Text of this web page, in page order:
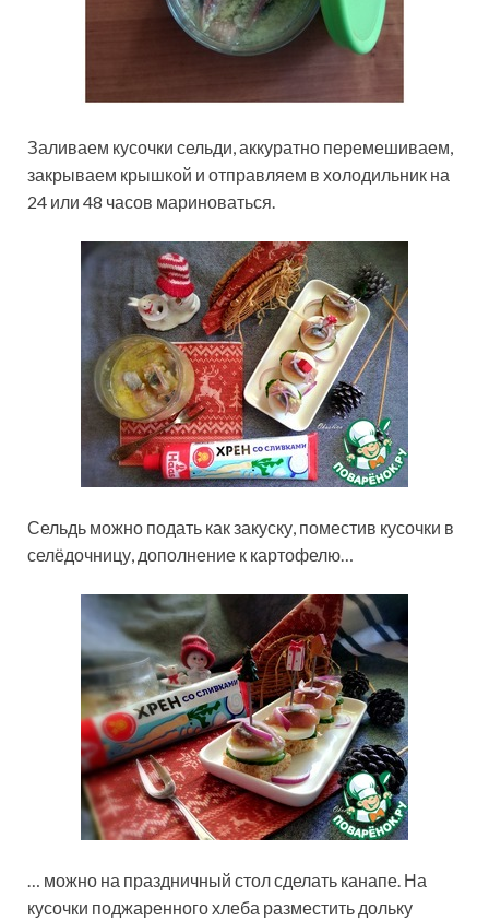
Заливаем кусочки сельди, аккуратно перемешиваем,
закрываем крышкой и отправляем в холодильник на
24 или 48 часов мариноваться.
Сельдь можно подать как закуску, поместив кусочки в
селёдочницу, дополнение к картофелю…
… можно на праздничный стол сделать канапе. На
кусочки поджаренного хлеба разместить дольку